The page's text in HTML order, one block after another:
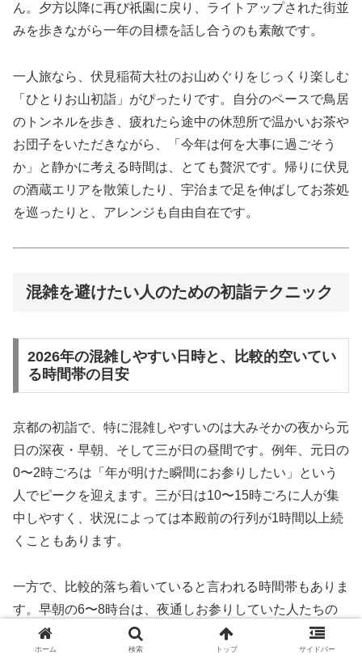
ん。夕方以降に再び祇園に戻り、ライトアップされた街並
みを歩きながら一年の目標を話し合うのも素敵です。
一人旅なら、伏見稲荷大社のお山めぐりをじっくり楽しむ
「ひとりお山初詣」がぴったりです。自分のペースで鳥居
のトンネルを歩き、疲れたら途中の休憩所で温かいお茶や
お団子をいただきながら、「今年は何を大事に過ごそう
か」と静かに考える時間は、とても贅沢です。帰りに伏見
の酒蔵エリアを散策したり、宇治まで足を伸ばしてお茶処
を巡ったりと、アレンジも自由自在です。
混雑を避けたい人のための初詣テクニック
2026年の混雑しやすい日時と、比較的空いてい
る時間帯の目安
京都の初詣で、特に混雑しやすいのは大みそかの夜から元
日の深夜・早朝、そして三が日の昼間です。例年、元日の
0〜2時ごろは「年が明けた瞬間にお参りしたい」という
人でピークを迎えます。三が日は10〜15時ごろに人が集
中しやすく、状況によっては本殿前の行列が1時間以上続
くこともあります。
一方で、比較的落ち着いていると言われる時間帯もありま
す。早朝の6〜8時台は、夜通しお参りしていた人たちの
波がひと段落し、日帰りやツアーの人たちが動き出す前な
ので、まだ人が少なめなことが多いです。また、夜の20
ホーム 検索 トップ サイドバー